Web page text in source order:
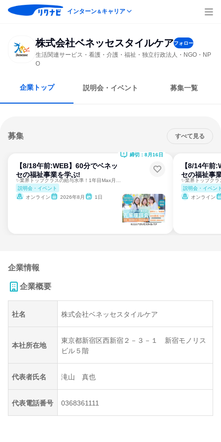
インターン＆キャリア
株式会社ベネッセスタイルケアフォロー
生活関連サービス・看護・介護・福祉・独立行政法人・NGO・NP
O
企業トップ 説明会・イベント 募集一覧
募集 すべて見る
【8/18午前:WEB】60分でベネッ
セの福祉事業を学ぶ!
説明会・イベント
オンライン
2026年8月 1日
締切：8月16日
【8/14午前
セの福祉事
説明会・イベン
オンライン
企業情報
企業概要
社名 株式会社ベネッセスタイルケア
本社所在地
東京都新宿区西新宿２－３－１ 新宿モノリス
ビル５階
代表者氏名 滝山 真也
代表電話番号 0368361111